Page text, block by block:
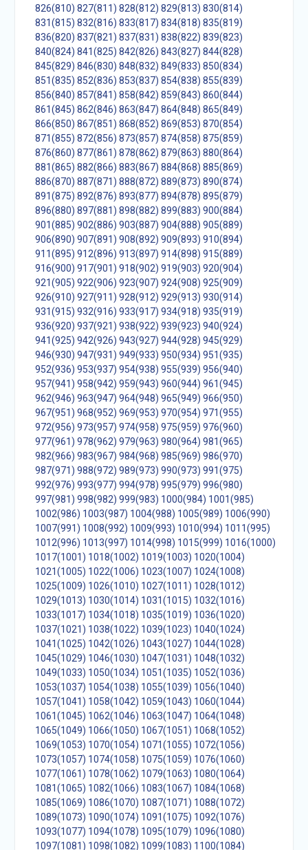
826(810) 827(811) 828(812) 829(813) 830(814)
831(815) 832(816) 833(817) 834(818) 835(819)
836(820) 837(821) 837(831) 838(822) 839(823)
840(824) 841(825) 842(826) 843(827) 844(828)
845(829) 846(830) 848(832) 849(833) 850(834)
851(835) 852(836) 853(837) 854(838) 855(839)
856(840) 857(841) 858(842) 859(843) 860(844)
861(845) 862(846) 863(847) 864(848) 865(849)
866(850) 867(851) 868(852) 869(853) 870(854)
871(855) 872(856) 873(857) 874(858) 875(859)
876(860) 877(861) 878(862) 879(863) 880(864)
881(865) 882(866) 883(867) 884(868) 885(869)
886(870) 887(871) 888(872) 889(873) 890(874)
891(875) 892(876) 893(877) 894(878) 895(879)
896(880) 897(881) 898(882) 899(883) 900(884)
901(885) 902(886) 903(887) 904(888) 905(889)
906(890) 907(891) 908(892) 909(893) 910(894)
911(895) 912(896) 913(897) 914(898) 915(889)
916(900) 917(901) 918(902) 919(903) 920(904)
921(905) 922(906) 923(907) 924(908) 925(909)
926(910) 927(911) 928(912) 929(913) 930(914)
931(915) 932(916) 933(917) 934(918) 935(919)
936(920) 937(921) 938(922) 939(923) 940(924)
941(925) 942(926) 943(927) 944(928) 945(929)
946(930) 947(931) 949(933) 950(934) 951(935)
952(936) 953(937) 954(938) 955(939) 956(940)
957(941) 958(942) 959(943) 960(944) 961(945)
962(946) 963(947) 964(948) 965(949) 966(950)
967(951) 968(952) 969(953) 970(954) 971(955)
972(956) 973(957) 974(958) 975(959) 976(960)
977(961) 978(962) 979(963) 980(964) 981(965)
982(966) 983(967) 984(968) 985(969) 986(970)
987(971) 988(972) 989(973) 990(973) 991(975)
992(976) 993(977) 994(978) 995(979) 996(980)
997(981) 998(982) 999(983) 1000(984) 1001(985)
1002(986) 1003(987) 1004(988) 1005(989) 1006(990)
1007(991) 1008(992) 1009(993) 1010(994) 1011(995)
1012(996) 1013(997) 1014(998) 1015(999) 1016(1000)
1017(1001) 1018(1002) 1019(1003) 1020(1004)
1021(1005) 1022(1006) 1023(1007) 1024(1008)
1025(1009) 1026(1010) 1027(1011) 1028(1012)
1029(1013) 1030(1014) 1031(1015) 1032(1016)
1033(1017) 1034(1018) 1035(1019) 1036(1020)
1037(1021) 1038(1022) 1039(1023) 1040(1024)
1041(1025) 1042(1026) 1043(1027) 1044(1028)
1045(1029) 1046(1030) 1047(1031) 1048(1032)
1049(1033) 1050(1034) 1051(1035) 1052(1036)
1053(1037) 1054(1038) 1055(1039) 1056(1040)
1057(1041) 1058(1042) 1059(1043) 1060(1044)
1061(1045) 1062(1046) 1063(1047) 1064(1048)
1065(1049) 1066(1050) 1067(1051) 1068(1052)
1069(1053) 1070(1054) 1071(1055) 1072(1056)
1073(1057) 1074(1058) 1075(1059) 1076(1060)
1077(1061) 1078(1062) 1079(1063) 1080(1064)
1081(1065) 1082(1066) 1083(1067) 1084(1068)
1085(1069) 1086(1070) 1087(1071) 1088(1072)
1089(1073) 1090(1074) 1091(1075) 1092(1076)
1093(1077) 1094(1078) 1095(1079) 1096(1080)
1097(1081) 1098(1082) 1099(1083) 1100(1084)